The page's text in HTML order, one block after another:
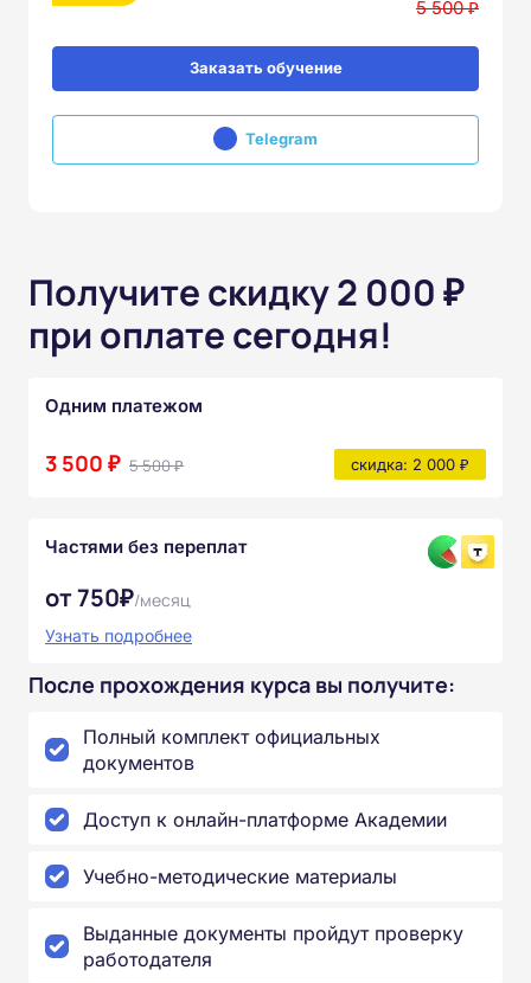
5 500 ₽
Заказать обучение
Telegram
Получите скидку 2 000 ₽
при оплате сегодня!
Одним платежом
3 500 ₽ 5 500 ₽ скидка: 2 000 ₽
Частями без переплат
от 750₽/месяц
Узнать подробнее
После прохождения курса вы получите:
Полный комплект официальных
документов
Доступ к онлайн-платформе Академии
Учебно-методические материалы
Выданные документы пройдут проверку
работодателя